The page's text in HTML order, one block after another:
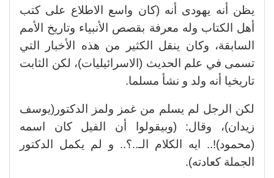
يظن أنه يهودى أنه (كان واسع الاطلاع على كتب
أهل الكتاب وله معرفة بقصص الأنبياء وتاريخ الأمم
السابقة، وكان ينقل الكثير من هذه الأخبار التي
تسمى في علم الحديث (الاسرائيليات)، لكن الثابت
تاريخيا أنه ولد و نشأ مسلما.
لكن الرجل لم يسلم من غمز ولمز الدكتور(يوسف
زيدان)، وقال: (وبيقولوا أن الفيل كان اسمه
(محمود)!.. ايه الكلام الـ..؟.. و لم يكمل الدكتور
الجملة كعادته).